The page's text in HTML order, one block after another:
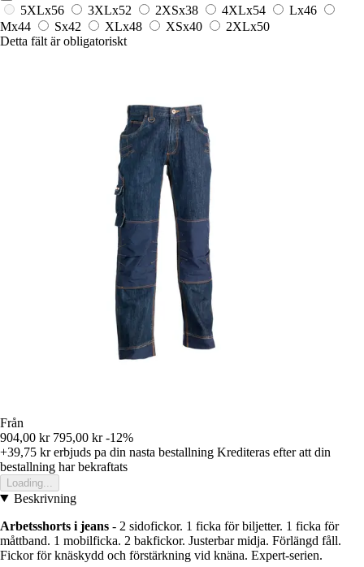
5XLx56 3XLx52 2XSx38 4XLx54
Lx46
Mx44
Sx42 XLx48 XSx40
2XLx50
Detta fält är obligatoriskt
Från
904,00 kr 795,00 kr -12%
+39,75 krerbjuds pa din nasta bestallning Krediteras efter att din
bestallning har bekraftats
Loading...
Beskrivning
Arbetsshorts i jeans - 2 sidofickor. 1 ficka för biljetter. 1 ficka för
måttband. 1 mobilficka. 2 bakfickor. Justerbar midja. Förlängd fåll.
Fickor för knäskydd och förstärkning vid knäna. Expert-serien.